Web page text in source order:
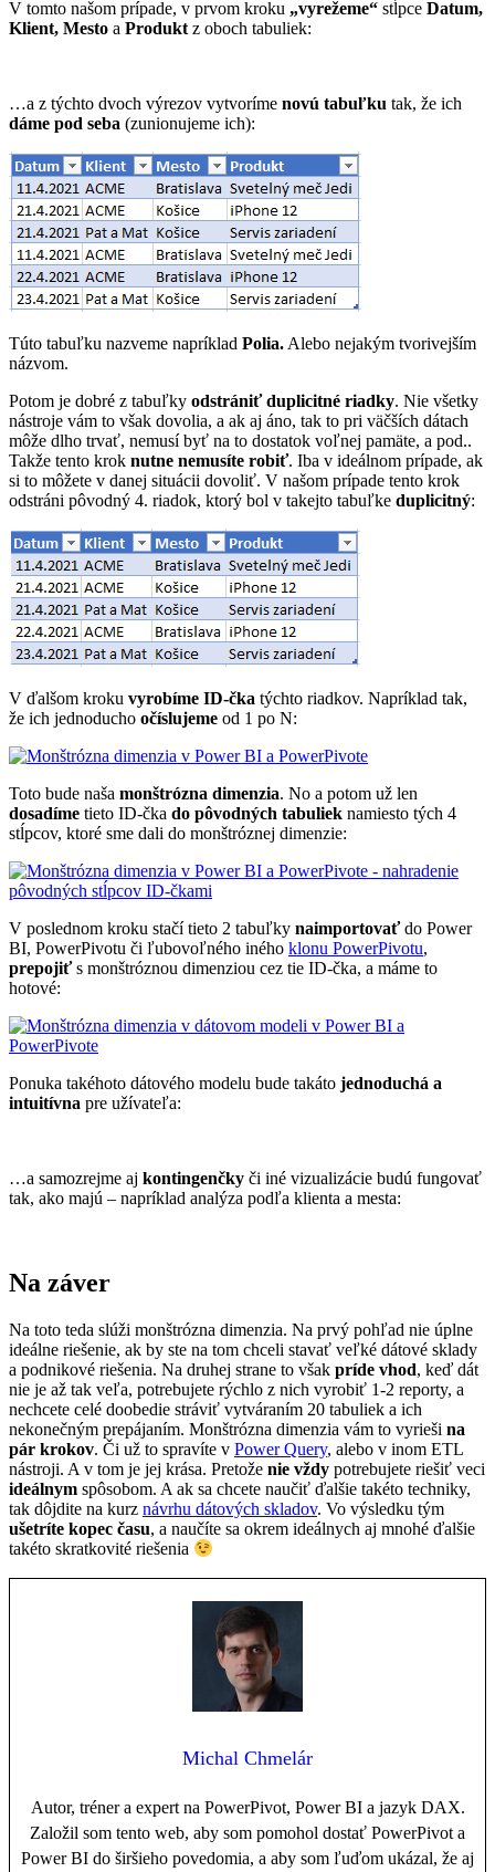
V tomto našom prípade, v prvom kroku „vyrežeme“ stĺpce Datum,
Klient, Mesto a Produktz oboch tabuliek:
…a z týchto dvoch výrezov vytvoríme novú tabuľku tak, že ich
dáme pod seba (zunionujeme ich):
Túto tabuľku nazveme napríklad Polia.Alebo nejakým tvorivejším
názvom.
Potom je dobré z tabuľky odstrániť duplicitné riadky. Nie všetky
nástroje vám to však dovolia, a ak aj áno, tak to pri väčších dátach
môže dlho trvať, nemusí byť na to dostatok voľnej pamäte, a pod..
Takže tento krok nutne nemusíte robiť. Iba v ideálnom prípade, ak
si to môžete v danej situácii dovoliť. V našom prípade tento krok
odstráni pôvodný 4. riadok, ktorý bol v takejto tabuľke duplicitný:
V ďalšom kroku vyrobíme ID-čka týchto riadkov. Napríklad tak,
že ich jednoducho očíslujeme od 1 po N:
Toto bude naša monštrózna dimenzia. No a potom už len
dosadíme tieto ID-čka do pôvodných tabuliek namiesto tých 4
stĺpcov, ktoré sme dali do monštróznej dimenzie:
V poslednom kroku stačí tieto 2 tabuľky naimportovaťdo Power
BI, PowerPivotu či ľubovoľného iného klonu PowerPivotu,
prepojiťs monštróznou dimenziou cez tie ID-čka, a máme to
hotové:
Ponuka takéhoto dátového modelu bude takáto jednoduchá a
intuitívna pre užívateľa:
…a samozrejme aj kontingenčky či iné vizualizácie budú fungovať
tak, ako majú – napríklad analýza podľa klienta a mesta:
Na záver
Na toto teda slúži monštrózna dimenzia. Na prvý pohľad nie úplne
ideálne riešenie, ak by ste na tom chceli stavať veľké dátové sklady
a podnikové riešenia. Na druhej strane to však príde vhod, keď dát
nie je až tak veľa, potrebujete rýchlo z nich vyrobiť 1-2 reporty, a
nechcete celé doobedie stráviť vytváraním 20 tabuliek a ich
nekonečným prepájaním. Monštrózna dimenzia vám to vyrieši na
pár krokov. Či už to spravíte v Power Query, alebo v inom ETL
nástroji. A v tom je jej krása. Pretože nie vždy potrebujete riešiť veci
ideálnym spôsobom. A ak sa chcete naučiť ďalšie takéto techniky,
tak dôjdite na kurz návrhu dátových skladov. Vo výsledku tým
ušetríte kopec času, a naučíte sa okrem ideálnych aj mnohé ďalšie
takéto skratkovité riešenia
Michal Chmelár
Autor, tréner a expert na PowerPivot, Power BI a jazyk DAX.
Založil som tento web, aby som pomohol dostať PowerPivot a
Power BI do širšieho povedomia, a aby som ľuďom ukázal, že aj